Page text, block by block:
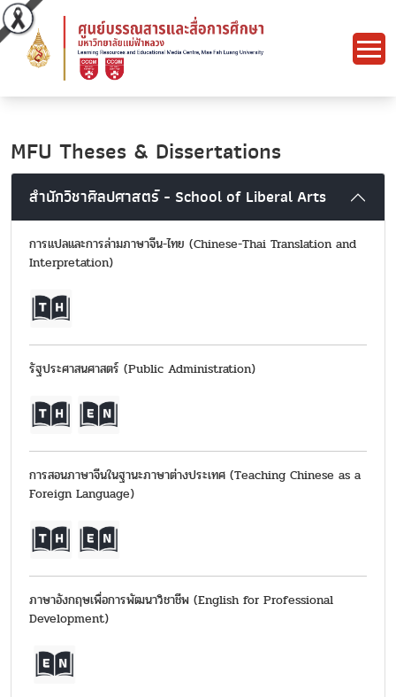
MFU Theses & Dissertations
สำนักวิชาศิลปศาสตร์ - School of Liberal Arts
การแปลและการล่ามภาษาจีน-ไทย (Chinese-Thai Translation and
Interpretation)
รัฐประศาสนศาสตร์ (Public Administration)
การสอนภาษาจีนในฐานะภาษาต่างประเทศ (Teaching Chinese as a
Foreign Language)
ภาษาอังกฤษเพื่อการพัฒนาวิชาชีพ (English for Professional
Development)